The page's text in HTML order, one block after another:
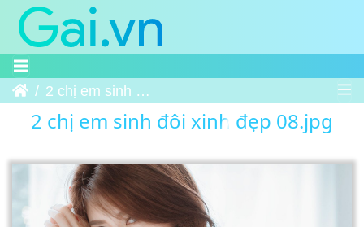
Trang chủ2 chị em sinh đôi xinh đẹp 08
2 chị em sinh đôi xinh đẹp 08.jpg